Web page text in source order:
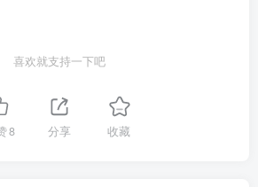
喜欢就支持一下吧
8 分享 收藏